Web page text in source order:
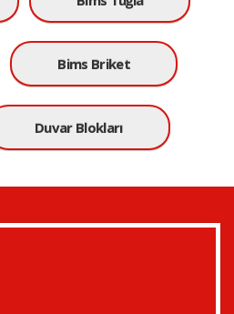
Bims Briket
Duvar Blokları